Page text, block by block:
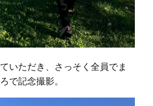
いただき、さっそく全員でま
で記念撮影。